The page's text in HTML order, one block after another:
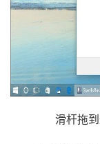
滑杆拖